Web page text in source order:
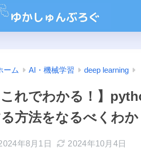
ーム AI・機械学習 deep learning
これでわかる！】
方法をなるべくわ
年8月1日 2024年10月4日